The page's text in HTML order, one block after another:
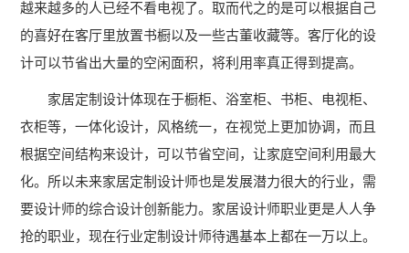
留
念
学
习
场
景
们
报
越来越多的人已经不看电视了。取而代之的是可以根据自己
的喜好在客厅里放置书橱以及一些古董收藏等。客厅化的设
计可以节省出大量的空闲面积，将利用率真正得到提高。
家居定制设计体现在于橱柜、浴室柜、书柜、电视柜、
衣柜等，一体化设计，风格统一，在视觉上更加协调，而且
根据空间结构来设计，可以节省空间，让家庭空间利用最大
化。所以未来家居定制设计师也是发展潜力很大的行业，需
要设计师的综合设计创新能力。家居设计师职业更是人人争
抢的职业，现在行业定制设计师待遇基本上都在一万以上。